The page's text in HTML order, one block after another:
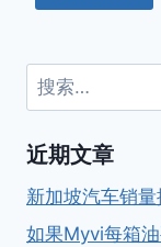
搜
索：
近期文章
新加坡汽车销
如果Myvi每箱